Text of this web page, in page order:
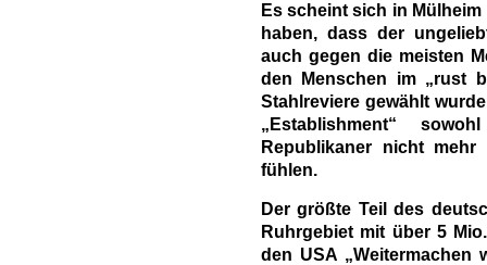
Es scheint sich in
haben, dass der
auch gegen die meisten
den Menschen im „rust
Stahlreviere gewählt
„Establishment“
Republikaner nicht
fühlen.
Der größte Teil des
Ruhrgebiet mit über 5
den USA „Weitermachen